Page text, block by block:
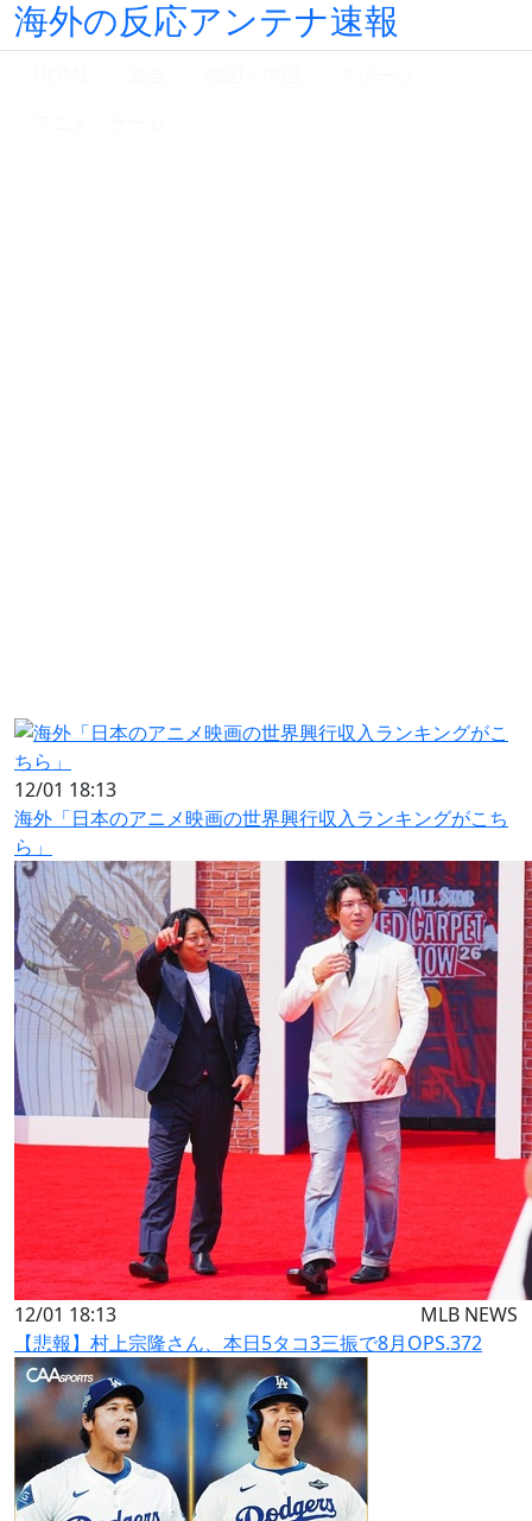
海外の反応アンテナ速報
12/01 18:13
海外「日本のアニメ映画の世界興行収入ランキングがこち
ら」
12/01 18:13
MLB NEWS
【悲報】村上宗隆さん、本日5タコ3三振で8月OPS.372